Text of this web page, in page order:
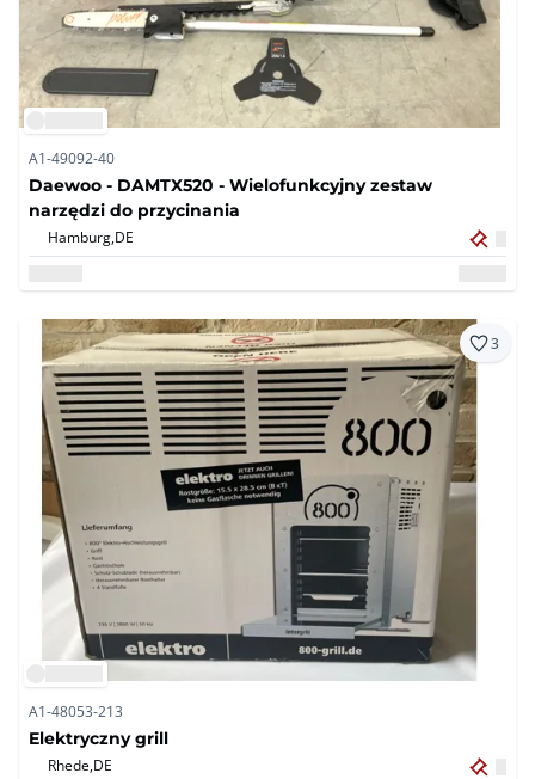
A1-49092-40
Daewoo - DAMTX520 - Wielofunkcyjny zestaw
narzędzi do przycinania
Hamburg,DE
3
A1-48053-213
Elektryczny grill
Rhede,DE